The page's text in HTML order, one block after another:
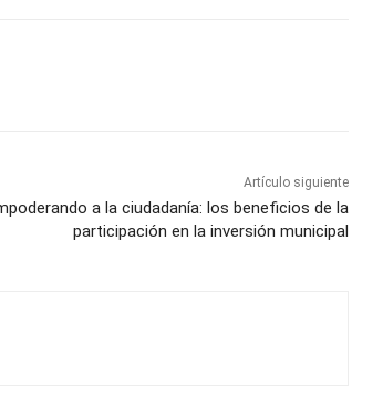
Artículo siguiente
a la ciudadanía: los beneficios de la
participación en la inversión municipal